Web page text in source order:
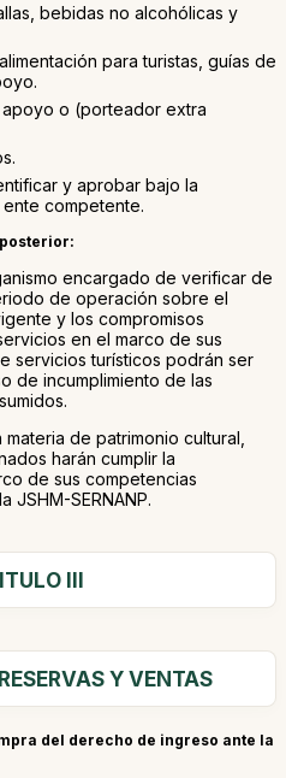
bebidas no alcohólicas y
para turistas, guías de
o (porteador extra
y aprobar bajo la
competente.
encargado de verificar de
de operación sobre el
y los compromisos
en el marco de sus
servicios turísticos podrán ser
de incumplimiento de las
de patrimonio cultural,
harán cumplir la
de sus competencias
JSHM-SERNANP.
III
Y VENTAS
del derecho de ingreso ante la